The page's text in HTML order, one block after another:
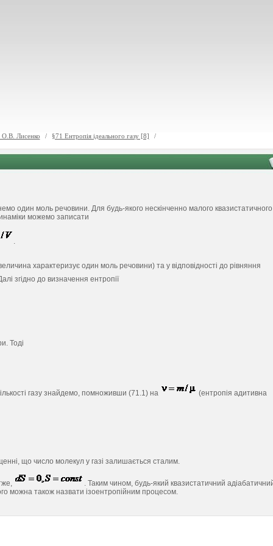
О.В. Лисенко / §71 Ентропія ідеального газу [8] /
один моль речовини. Для будь-якого нескінченно малого квазистатичного
можемо записати
.
характеризує один моль речовини) та у відповідності до рівняння
згідно до визначення ентропії
Тоді
газу знайдемо, помноживши (71.1) на (ентропія адитивна
що число молекул у газі залишається сталим.
. Таким чином, будь-який квазистатичний
можна також назвати ізоентропійним процесом.